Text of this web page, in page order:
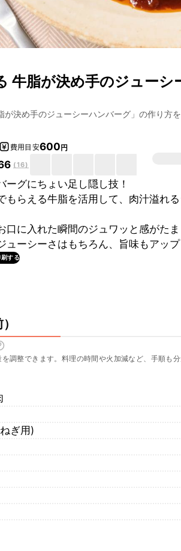
牛脂が決め手のジューシ
が決め手のジューシーハンバーグ 」の作り方
費用目安600円
(16)
ーグにちょい足し隠し技！
もらえる牛脂を活用して、肉汁溢れ
口に入れた瞬間のジュワッと感がたま
ューシーさはもちろん、旨味もアップ
する
）
調整できます。料理の時間や火加減など、手順も
ぎ用)